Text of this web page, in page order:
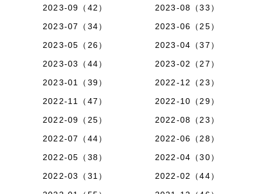
2023-09（42）
2023-08（33）
2023-07（34）
2023-06（25）
2023-05（26）
2023-04（37）
2023-03（44）
2023-02（27）
2023-01（39）
2022-12（23）
2022-11（47）
2022-10（29）
2022-09（25）
2022-08（23）
2022-07（44）
2022-06（28）
2022-05（38）
2022-04（30）
2022-03（31）
2022-02（44）